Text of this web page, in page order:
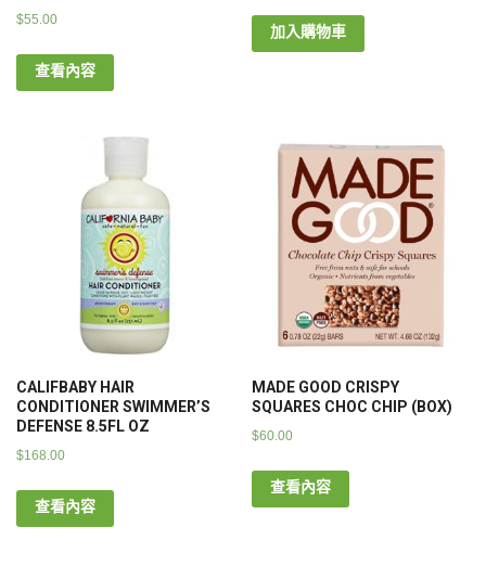
$55.00
查看內容
加入購物車
CALIFBABY HAIR
CONDITIONER SWIMMER’S
DEFENSE 8.5FL OZ
$168.00
查看內容
MADE GOOD CRISPY
SQUARES CHOC CHIP (BOX)
$60.00
查看內容